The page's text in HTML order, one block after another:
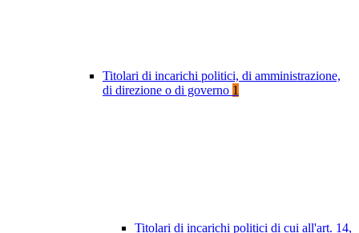
Titolari di incarichi politici, di amministrazione,
di direzione o di governo 1
Titolari di incarichi politici di cui all'art. 14,